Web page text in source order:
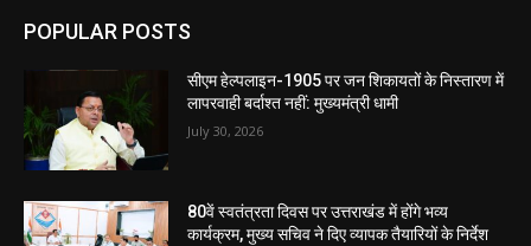
POPULAR POSTS
सीएम हेल्पलाइन-1905 पर जन शिकायतों के निस्तारण में
लापरवाही बर्दाश्त नहीं: मुख्यमंत्री धामी
July 30, 2026
80वें स्वतंत्रता दिवस पर उत्तराखंड में होंगे भव्य
कार्यक्रम, मुख्य सचिव ने दिए व्यापक तैयारियों के निर्देश